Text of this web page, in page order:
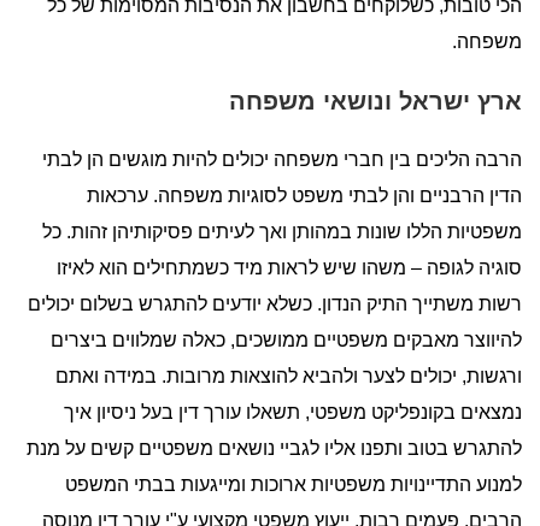
הכי טובות, כשלוקחים בחשבון את הנסיבות המסוימות של כל
משפחה.
ארץ ישראל ונושאי משפחה
הרבה הליכים בין חברי משפחה יכולים להיות מוגשים הן לבתי
הדין הרבניים והן לבתי משפט לסוגיות משפחה. ערכאות
משפטיות הללו שונות במהותן ואך לעיתים פסיקותיהן זהות. כל
סוגיה לגופה – משהו שיש לראות מיד כשמתחילים הוא לאיזו
רשות משתייך התיק הנדון. כשלא יודעים להתגרש בשלום יכולים
להיווצר מאבקים משפטיים ממושכים, כאלה שמלווים ביצרים
ורגשות, יכולים לצער ולהביא להוצאות מרובות. במידה ואתם
נמצאים בקונפליקט משפטי, תשאלו עורך דין בעל ניסיון איך
להתגרש בטוב ותפנו אליו לגביי נושאים משפטיים קשים על מנת
למנוע התדיינויות משפטיות ארוכות ומייגעות בבתי המשפט
הרבים. פעמים רבות, ייעוץ משפטי מקצועי ע"י עורך דין מנוסה